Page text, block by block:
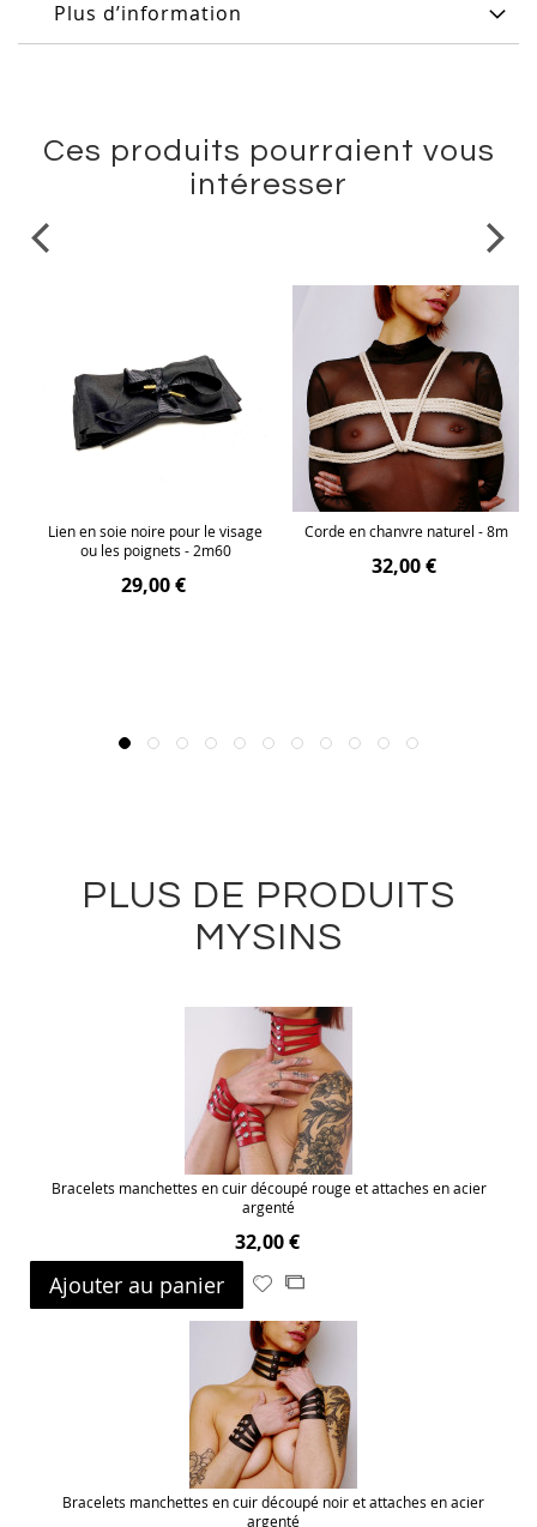
Plus d’information
Ces produits pourraient vous
intéresser
Lien en soie noire pour le visage
ou les poignets - 2m60
29,00 €
Corde en chanvre naturel - 8m
32,00 €
PLUS DE PRODUITS
MYSINS
Bracelets manchettes en cuir découpé rouge et attaches en acier
argenté
32,00 €
Ajouter au panier
Ajouter
ma
liste
d’envie
Ajouter
comparateur
Bracelets manchettes en cuir découpé noir et attaches en acier
argenté